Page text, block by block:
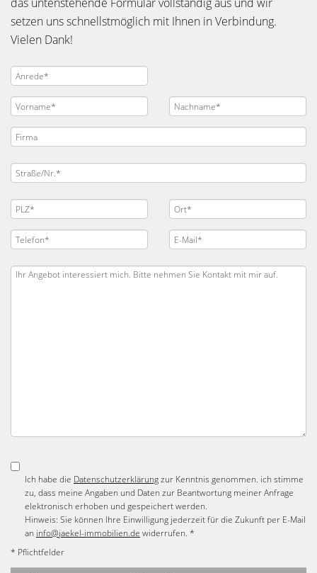
setzen uns schnellstmöglich mit Ihnen in Verbindung.
Vielen Dank!
Ich habe die Datenschutzerklärungzur Kenntnis genommen. ich stimme
zu, dass meine Angaben und Daten zur Beantwortung meiner Anfrage
elektronisch erhoben und gespeichert werden.
Hinweis: Sie können Ihre Einwilligung jederzeit für die Zukunft per E-Mail
an info@jaekel-immobilien.de widerrufen. *
* Pflichtfelder